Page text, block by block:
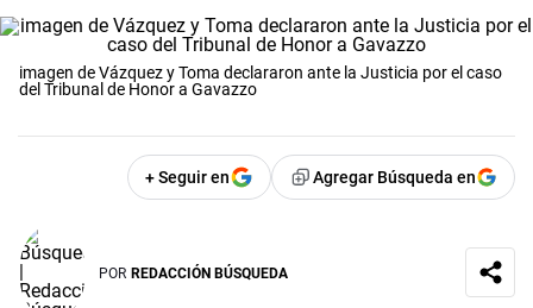
imagen de Vázquez y Toma declararon ante la Justicia por el caso
del Tribunal de Honor a Gavazzo
+ Seguir en Agregar Búsqueda en
POR REDACCIÓN BÚSQUEDA